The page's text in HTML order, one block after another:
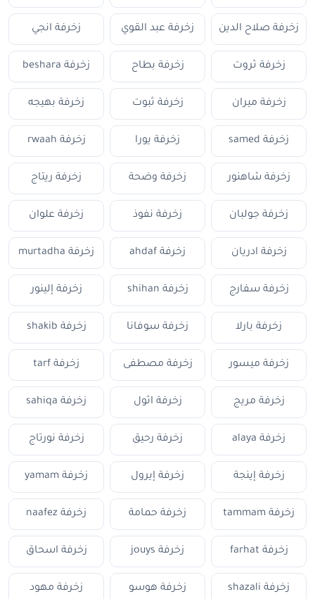
زخرفة صلاح الدين زخرفة عبد القوي زخرفة انجي
زخرفة ثروت زخرفة بطاح زخرفة beshara
زخرفة ميران زخرفة ثبوت زخرفة بهيجه
زخرفة samed زخرفة يورا زخرفة rwaah
زخرفة شاهنور زخرفة وضحة زخرفة ريتاج
زخرفة جولبان زخرفة نفوذ زخرفة علوان
زخرفة ادريان زخرفة ahdaf زخرفة murtadha
زخرفة سفارج زخرفة shihan زخرفة إلينور
زخرفة بارلا زخرفة سوفانا زخرفة shakib
زخرفة ميسور زخرفة مصطفى زخرفة tarf
زخرفة مريج زخرفة اثول زخرفة sahiqa
زخرفة alaya زخرفة رحيق زخرفة نورتاج
زخرفة إينجة زخرفة إيرول زخرفة yamam
زخرفة tammam زخرفة حمامة زخرفة naafez
زخرفة farhat زخرفة jouys زخرفة اسحاق
زخرفة shazali زخرفة هوسو زخرفة مهود